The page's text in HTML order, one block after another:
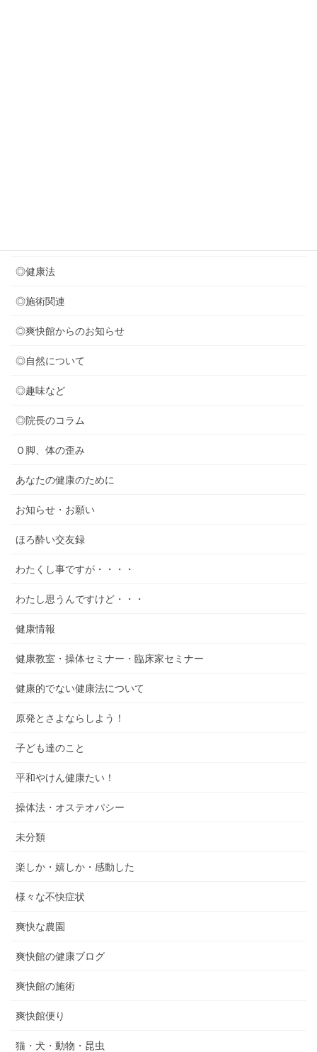
◎健康法
◎施術関連
◎爽快館からのお知らせ
◎自然について
◎趣味など
◎院長のコラム
Ｏ脚、体の歪み
あなたの健康のために
お知らせ・お願い
ほろ酔い交友録
わたくし事ですが・・・・
わたし思うんですけど・・・
健康情報
健康教室・操体セミナー・臨床家セミナー
健康的でない健康法について
原発とさよならしよう！
子ども達のこと
平和やけん健康たい！
操体法・オステオパシー
未分類
楽しか・嬉しか・感動した
様々な不快症状
爽快な農園
爽快館の健康ブログ
爽快館の施術
爽快館便り
猫・犬・動物・昆虫